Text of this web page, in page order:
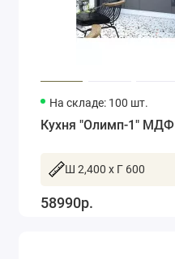
На складе: 100 шт.
Кухня "Олимп-1" МДФ
Ш 2,400 x Г 600
58990р.